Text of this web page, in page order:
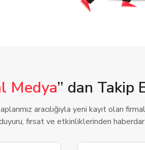
Medya” dan Takip
aracılığıyla yeni kayıt olan
fırsat ve etkinliklerinden